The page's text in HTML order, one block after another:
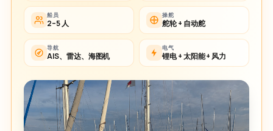
船员
2–5 人
操舵
舵轮 + 自动舵
导航
AIS、雷达、海图机
电气
锂电 + 太阳能 + 风力